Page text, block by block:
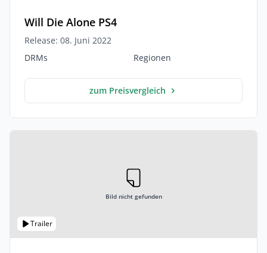
Will Die Alone PS4
Release: 08. Juni 2022
DRMs
Regionen
zum Preisvergleich
Trailer
Bild nicht gefunden